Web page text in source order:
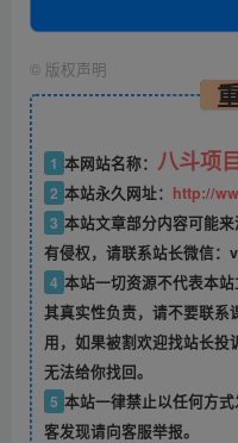
© 版权声明
1 本网站名称： 八斗项
2 本站永久网址： http://
3 本站文章部分内容可能
有侵权，请联系站长微信：
4 本站一切资源不代表本
其真实性负责，请不要联系
用，如果被割欢迎找站长投
无法给你找回。
5 本站一律禁止以任何方
客发现请向客服举报。